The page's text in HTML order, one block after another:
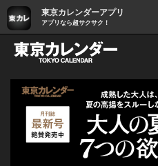
東京カレンダーアプリ
アプリなら超サクサク！
グルメ